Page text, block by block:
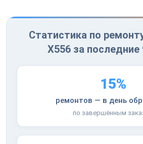
Статистика по
X556 за последние
15%
ремонтов — в день
по завершённым